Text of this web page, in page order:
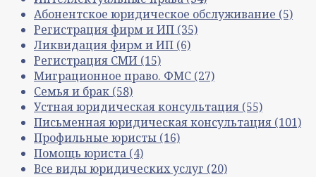
Абонентское юридическое обслуживание (5)
Регистрация фирм и ИП (35)
Ликвидация фирм и ИП (6)
Регистрация СМИ (15)
Миграционное право. ФМС (27)
Семья и брак (58)
Устная юридическая консультация (55)
Письменная юридическая консультация (101)
Профильные юристы (16)
Помощь юриста (4)
Все виды юридических услуг (20)